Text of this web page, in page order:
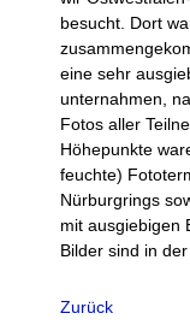
besucht. Dort
eine sehr
unternahmen,
Fotos aller
Höhepunkte
feuchte)
Nürburgrings
mit ausgiebigen
Bilder sind in
Zurück
2013
2012
2011
2009
2008
2007
2006
2005
2004
Kleinanzeigen